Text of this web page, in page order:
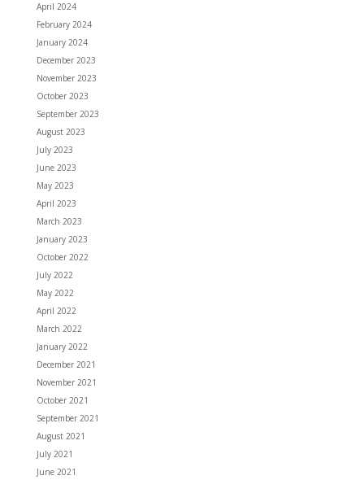
April 2024
February 2024
January 2024
December 2023
November 2023
October 2023
September 2023
August 2023
July 2023
June 2023
May 2023
April 2023
March 2023
January 2023
October 2022
July 2022
May 2022
April 2022
March 2022
January 2022
December 2021
November 2021
October 2021
September 2021
August 2021
July 2021
June 2021